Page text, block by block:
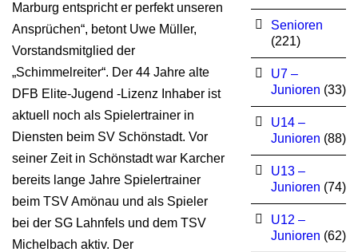
Marburg entspricht er perfekt unseren
Ansprüchen“, betont Uwe Müller,
Vorstandsmitglied der
„Schimmelreiter“. Der 44 Jahre alte
DFB Elite-Jugend -Lizenz Inhaber ist
aktuell noch als Spielertrainer in
Diensten beim SV Schönstadt. Vor
seiner Zeit in Schönstadt war Karcher
bereits lange Jahre Spielertrainer
beim TSV Amönau und als Spieler
bei der SG Lahnfels und dem TSV
Michelbach aktiv. Der
Senioren
(221)
U7 –
Junioren (33)
U14 –
Junioren (88)
U13 –
Junioren (74)
U12 –
Junioren (62)